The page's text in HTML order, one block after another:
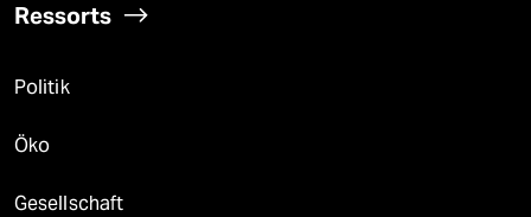
Ressorts
Politik
Öko
Gesellschaft